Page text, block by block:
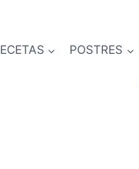
POSTRES